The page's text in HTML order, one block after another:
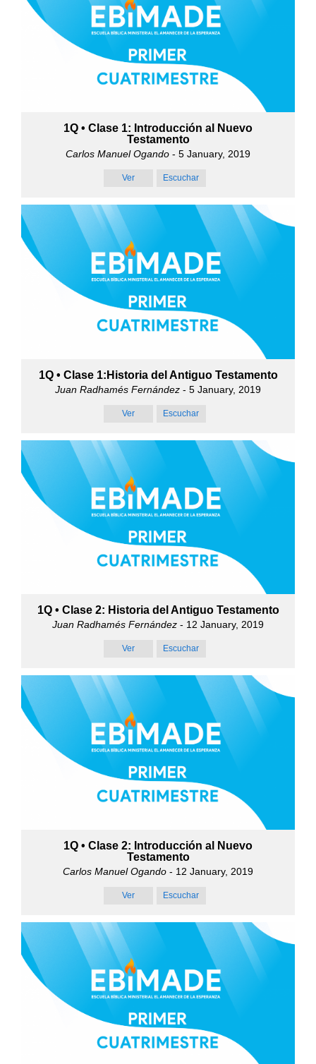
1Q • Clase 1: Introducción al Nuevo
Testamento
Carlos Manuel Ogando - 5 January, 2019
Ver Escuchar
1Q • Clase 1:Historia del Antiguo Testamento
Juan Radhamés Fernández - 5 January, 2019
Ver Escuchar
1Q • Clase 2: Historia del Antiguo Testamento
Juan Radhamés Fernández - 12 January, 2019
Ver Escuchar
1Q • Clase 2: Introducción al Nuevo
Testamento
Carlos Manuel Ogando - 12 January, 2019
Ver Escuchar